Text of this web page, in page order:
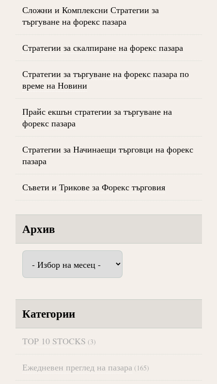
Сложни и Комплексни Стратегии за
търгуване на форекс пазара
Стратегии за скалпиране на форекс пазара
Стратегии за търгуване на форекс пазара по
време на Новини
Прайс екшън стратегии за търгуване на
форекс пазара
Стратегии за Начинаещи търговци на форекс
пазара
Съвети и Трикове за Форекс търговия
Архив
Архив
Категории
TOP 10 STOCKS (3)
Ежедневен преглед на пазара (165)